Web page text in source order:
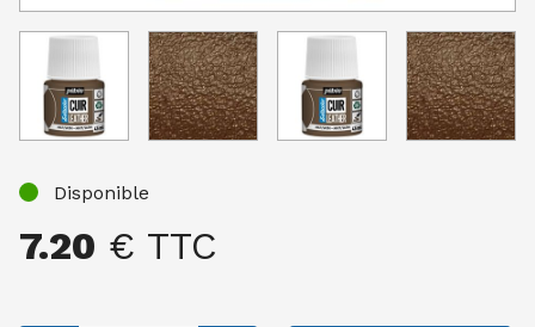
Disponible
7.20 € TTC